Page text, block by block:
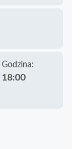
Godzina:
18:00